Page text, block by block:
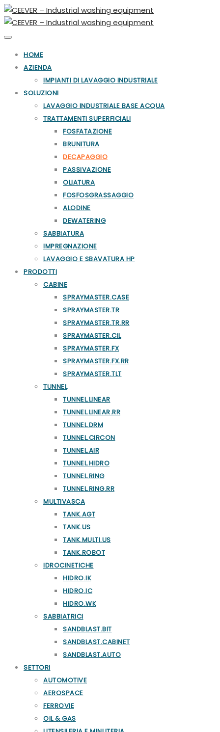
Toggle
HOME
AZIENDA
IMPIANTI DI LAVAGGIO INDUSTRIALE
SOLUZIONI
LAVAGGIO INDUSTRIALE BASE ACQUA
TRATTAMENTI SUPERFICIALI
FOSFATAZIONE
BRUNITURA
DECAPAGGIO
PASSIVAZIONE
OLIATURA
FOSFOSGRASSAGGIO
ALODINE
DEWATERING
SABBIATURA
IMPREGNAZIONE
LAVAGGIO E SBAVATURA HP
PRODOTTI
CABINE
SPRAYMASTER.CASE
SPRAYMASTER.TR
SPRAYMASTER.TR.RR
SPRAYMASTER.CIL
SPRAYMASTER.FX
SPRAYMASTER.FX.RR
SPRAYMASTER.TLT
TUNNEL
TUNNEL.LINEAR
TUNNEL.LINEAR.RR
TUNNEL.DRM
TUNNEL.CIRCON
TUNNEL.AIR
TUNNEL.HIDRO
TUNNEL.RING
TUNNEL.RING.RR
MULTIVASCA
TANK.AGT
TANK.US
TANK.MULTI.US
TANK.ROBOT
IDROCINETICHE
HIDRO.IK
HIDRO.IC
HIDRO.WK
SABBIATRICI
SANDBLAST.BIT
SANDBLAST.CABINET
SANDBLAST.AUTO
SETTORI
AUTOMOTIVE
AEROSPACE
FERROVIE
OIL & GAS